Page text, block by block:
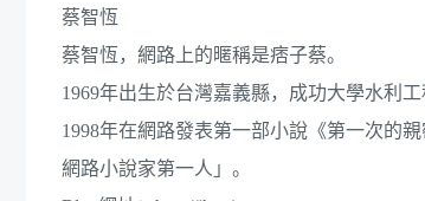
蔡智恆
蔡智恆，網路上的暱稱是痞子蔡。
1969年出生於台灣嘉義縣，成功大學水利工
1998年在網路發表第一部小說《第一次的
網路小說家第一人」。